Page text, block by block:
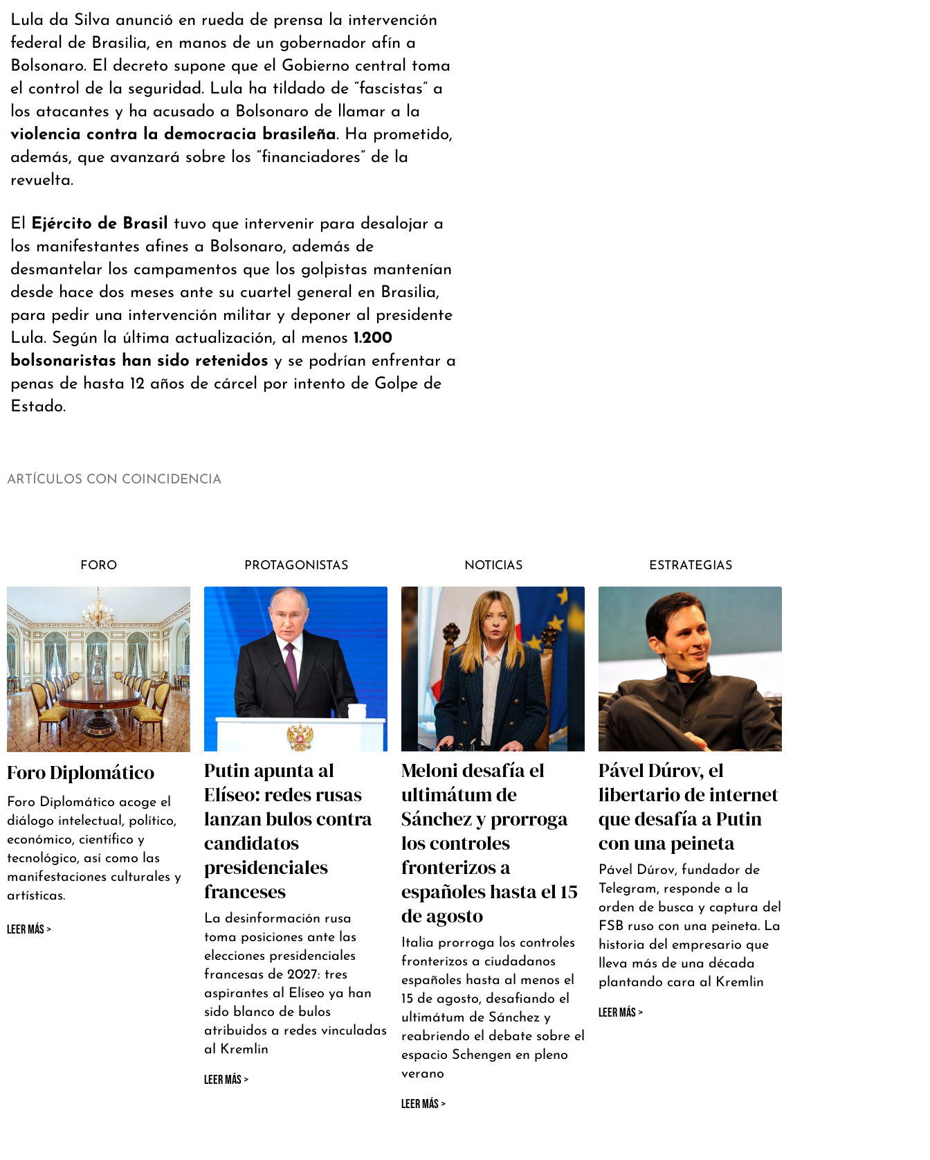
Lula da Silva anunció en rueda de prensa la intervención
federal de Brasilia, en manos de un gobernador afín a
Bolsonaro. El decreto supone que el Gobierno central toma
el control de la seguridad. Lula ha tildado de “fascistas” a
los atacantes y ha acusado a Bolsonaro de llamar a la
violencia contra la democracia brasileña. Ha prometido,
además, que avanzará sobre los “financiadores” de la
revuelta.
El Ejército de Brasil
tuvo que intervenir para desalojar a
los manifestantes afines a Bolsonaro, además de
desmantelar los campamentos que los golpistas mantenían
desde hace dos meses ante su cuartel general en Brasilia,
para pedir una intervención militar y deponer al presidente
Lula. Según la última actualización, al menos 1.200
bolsonaristas han sido retenidos y se podrían enfrentar a
penas de hasta 12 años de cárcel por intento de Golpe de
Estado.
ARTÍCULOS CON COINCIDENCIA
FORO
Foro Diplomático
Foro Diplomático acoge el
diálogo intelectual, político,
económico, científico y
tecnológico, así como las
manifestaciones culturales y
artísticas.
LEER MÁS >
PROTAGONISTAS
Putin apunta al
Elíseo: redes rusas
lanzan bulos contra
candidatos
presidenciales
franceses
La desinformación rusa
toma posiciones ante las
elecciones presidenciales
francesas de 2027: tres
aspirantes al Elíseo ya han
sido blanco de bulos
atribuidos a redes vinculadas
al Kremlin
LEER MÁS >
NOTICIAS
Meloni desafía el
ultimátum de
Sánchez y prorroga
los controles
fronterizos a
españoles hasta el 15
de agosto
Italia prorroga los controles
fronterizos a ciudadanos
españoles hasta al menos el
15 de agosto, desafiando el
ultimátum de Sánchez y
reabriendo el debate sobre el
espacio Schengen en pleno
verano
LEER MÁS >
ESTRATEGIAS
Pável Dúrov, el
libertario de internet
que desafía a Putin
con una peineta
Pável Dúrov, fundador de
Telegram, responde a la
orden de busca y captura del
FSB ruso con una peineta. La
historia del empresario que
lleva más de una década
plantando cara al Kremlin
LEER MÁS >